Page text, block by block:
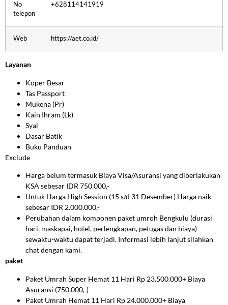
No
telepon
+628114141919
Web https://aet.co.id/
Layanan
Koper Besar
Tas Passport
Mukena (Pr)
Kain Ihram (Lk)
Syal
Dasar Batik
Buku Panduan
Exclude
Harga belum termasuk Biaya Visa/Asuransi yang diberlakukan
KSA sebesar IDR 750.000,-
Untuk Harga High Session (15 s/d 31 Desember) Harga naik
sebesar IDR 2.000.000,-
Perubahan dalam komponen paketumroh Bengkulu (durasi
hari, maskapai, hotel, perlengkapan, petugas dan biaya)
sewaktu-waktu dapat terjadi. Informasi lebih lanjut silahkan
chat dengan kami.
paket
Paket Umrah Super Hemat 11 Hari Rp 23.500.000+ Biaya
Asuransi (750.000,-)
Paket Umrah Hemat 11 Hari Rp 24.000.000+ Biaya